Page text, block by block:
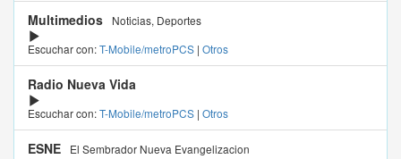
Multimedios
Noticias, Deportes
Escuchar con:T-Mobile/metroPCS | Otros
Radio Nueva Vida
Escuchar con:T-Mobile/metroPCS | Otros
ESNE
El Sembrador Nueva Evangelizacion